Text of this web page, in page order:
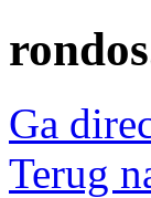
Ga
Terug